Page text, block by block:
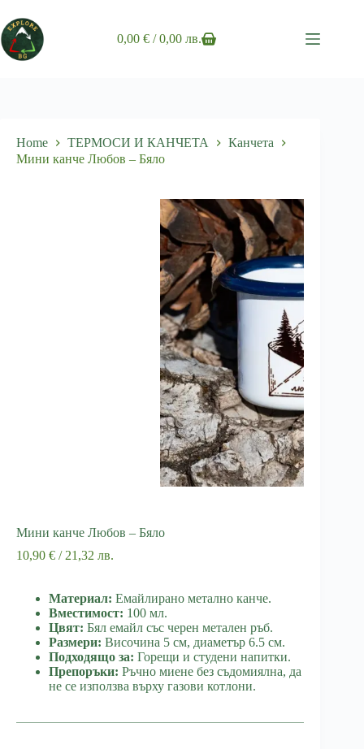
to
content
Shopping
0,00€ / 0,00 лв.
Home ТЕРМОСИ И КАНЧЕТА
Канчета
Мини канче Любов – Бяло
Мини канче Любов – Бяло
10,90 € / 21,32 лв.
Материал: Емайлирано метално канче.
Вместимост: 100 мл.
Цвят: Бял емайл със черен метален ръб.
Размери: Височина 5 см, диаметър 6.5 см.
Подходящо за: Горещи и студени напитки.
Препоръки: Ръчно миене без съдомиялна, да
не се използва върху газови котлони.